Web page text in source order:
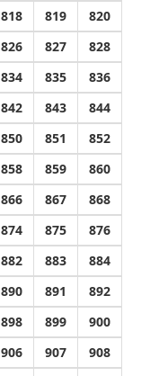
818 819
820
826 827
828
834 835
836
842 843
844
850 851
852
858 859
860
866 867
868
874 875
876
882 883
884
890 891
892
898 899
900
906 907
908